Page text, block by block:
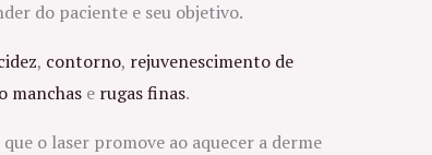
do paciente e seu objetivo.
, contorno, rejuvenescimento de
manchas e rugas finas.
o laser promove ao aquecer a derme